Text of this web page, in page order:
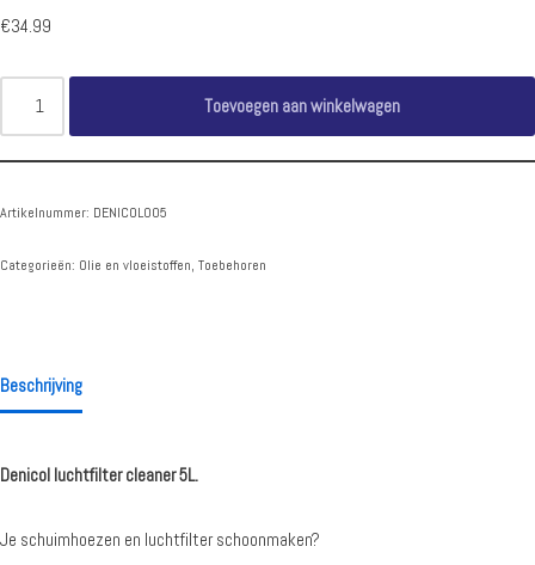
€34.99
Toevoegen aan winkelwagen
Artikelnummer: DENICOL005
Categorieën: Olie en vloeistoffen, Toebehoren
Beschrijving
Denicol luchtfilter cleaner 5L.
Je schuimhoezen en luchtfilter schoonmaken?